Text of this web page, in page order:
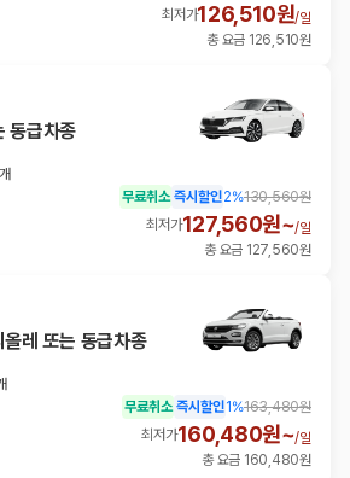
최저가126,510원/일
총 요금 126,510원
동급차종
무료취소 즉시할인2%130,560원
최저가127,560원~/일
총 요금 127,560원
레 또는 동급차종
무료취소 즉시할인1 %163,480원
최저가160,480원~/일
총 요금 160,480원